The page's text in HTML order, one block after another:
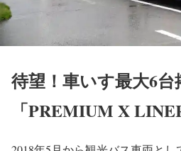
待望！車いす最大6台
「PREMIUM X